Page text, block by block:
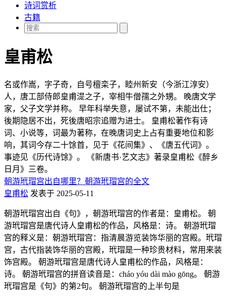
诗词赏析
古籍
皇甫松
名或作嵩，字子奇，自号檀栾子，睦州新安（今浙江淳安）
人，唐工部侍郎皇甫湜之子，宰相牛僧孺之外甥。 晚唐文学
家，父子文学并称。 早年科举失意，屡试不第，未能出仕；
後期隐居不出，死後唐昭宗追赠为进士。 皇甫松著作有诗
词、小说等，词最为著称，在晚唐词史上占有重要地位和影
响，其词今存二十馀首，见于《花间集》、《唐五代词》。
事迹见《历代诗馀》。 《新唐书·艺文志》著录皇甫松《醉乡
日月》三卷。
朝游玳瑁宫出自哪里？朝游玳瑁宫的全文
皇甫松 发表于 2025-05-11
朝游玳瑁宫出自《句》，朝游玳瑁宫的作者是：皇甫松。 朝
游玳瑁宫是唐代诗人皇甫松的作品，风格是：诗。 朝游玳瑁
宫的释义是：朝游玳瑁宫：指清晨游览装饰华丽的宫殿。玳瑁
宫，古代指装饰华丽的宫殿，玳瑁是一种珍贵材料，常用来装
饰宫殿。 朝游玳瑁宫是唐代诗人皇甫松的作品，风格是：
诗。 朝游玳瑁宫的拼音读音是：cháo yóu dài mào gōng。 朝游
玳瑁宫是《句》的第2句。 朝游玳瑁宫的上半句是